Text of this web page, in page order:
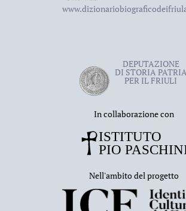
DEPUTAZIONE
DI STORIA
PER IL FRIULI
In collaborazione con
Nell'ambito del progetto